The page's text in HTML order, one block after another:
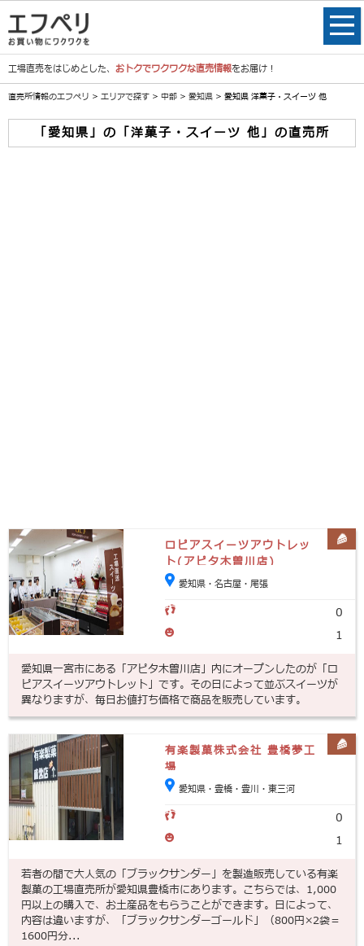
工場直売をはじめとした、 おトクでワクワクな直売情報をお届け！
直売所情報のエフペリ > エリアで探す > 中部 > 愛知県 > 愛知県 洋菓子・スイーツ 他
「愛知県」の「洋菓子・スイーツ 他」の直売所
ロピアスイーツアウトレッ
ト(アピタ木曽川店)
愛知県・名古屋・尾張
0
1
愛知県一宮市にある「アピタ木曽川店」内にオープンしたのが「ロ
ピアスイーツアウトレット」です。その日によって並ぶスイーツが
異なりますが、毎日お値打ち価格で商品を販売しています。
有楽製菓株式会社 豊橋夢工
場
愛知県・豊橋・豊川・東三河
0
1
若者の間で大人気の「ブラックサンダー」を製造販売している有楽
製菓の工場直売所が愛知県豊橋市にあります。こちらでは、1,000
円以上の購入で、お土産品をもらうことができます。日によって、
内容は違いますが、「ブラックサンダーゴールド」（800円×2袋＝
1600円分...